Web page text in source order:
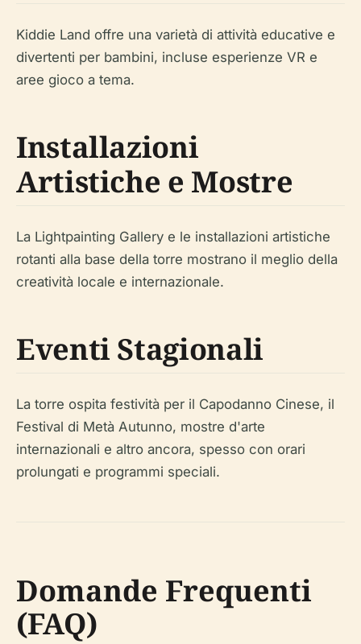
Kiddie Land offre una varietà di attività educative e
divertenti per bambini, incluse esperienze VR e
aree gioco a tema.
Installazioni
Artistiche e Mostre
La Lightpainting Gallery e le installazioni artistiche
rotanti alla base della torre mostrano il meglio della
creatività locale e internazionale.
Eventi Stagionali
La torre ospita festività per il Capodanno Cinese, il
Festival di Metà Autunno, mostre d'arte
internazionali e altro ancora, spesso con orari
prolungati e programmi speciali.
Domande Frequenti
(FAQ)